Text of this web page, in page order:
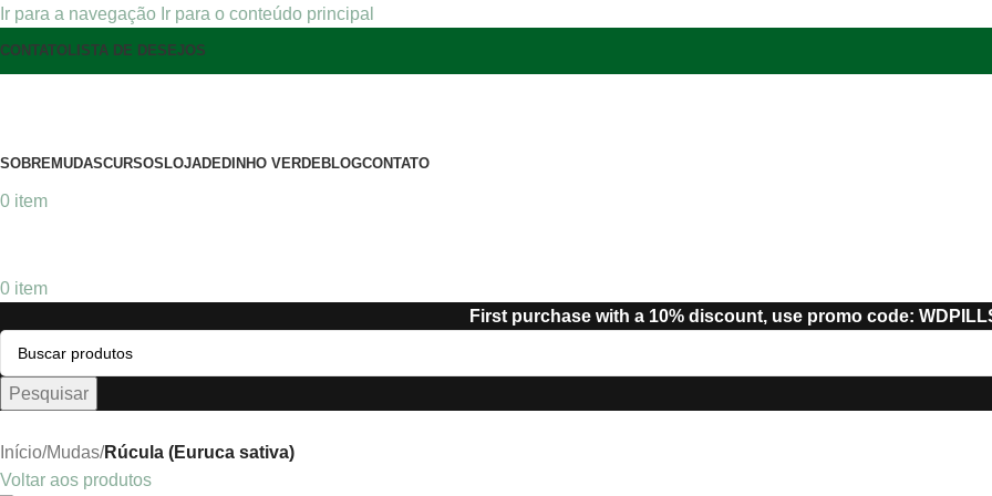
Ir para a navegação Ir para o conteúdo principal
CONTATO LISTA DE DESEJOS
SOBREMUDASCURSOS LOJADEDINHO VERDEBLOGCONTATO
0 item
0 item
First purchase with a 10% discount, use promo code:
Pesquisar
Início/Mudas/Rúcula (Euruca sativa)
Voltar aos produtos